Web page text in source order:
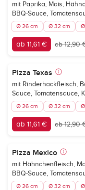
mit Paprika, Mais,
BBQ-Sauce,
Ø 26 cm Ø 32 cm Ø
ab 11,61 € ab 12,90
Pizza Texas
mit Rinderhackfleisch,
Sauce, Tomatensauce,
Ø 26 cm Ø 32 cm Ø
ab 11,61 € ab 12,90
Pizza Mexico
mit Hähnchenfleisch,
BBQ-Sauce,
Ø 26 cm Ø 32 cm Ø